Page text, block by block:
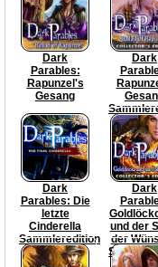
Dark
Parables:
Rapunzel's
Gesang
Dark
Dark
Parables: Die
letzte
Cinderella
Sammleredition
Dark
und der
der